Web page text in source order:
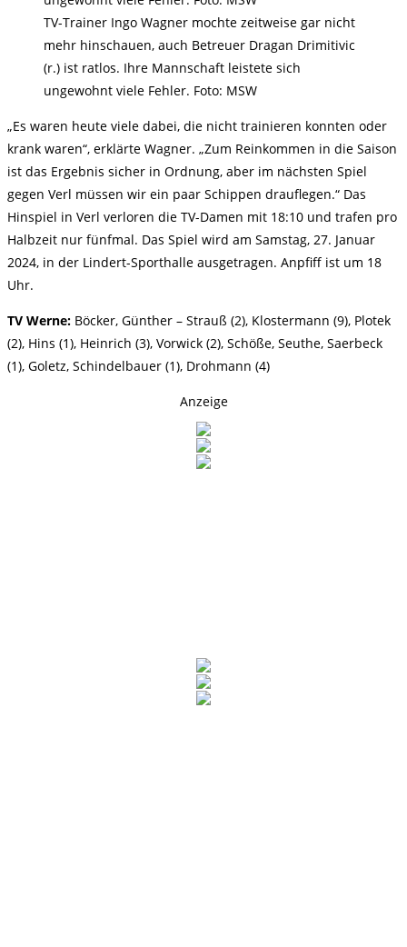
TV-Trainer Ingo Wagner mochte zeitweise gar nicht
mehr hinschauen, auch Betreuer Dragan Drimitivic
(r.) ist ratlos. Ihre Mannschaft leistete sich
ungewohnt viele Fehler. Foto: MSW
„Es waren heute viele dabei, die nicht trainieren konnten oder
krank waren“, erklärte Wagner. „Zum Reinkommen in die Saison
ist das Ergebnis sicher in Ordnung, aber im nächsten Spiel
gegen Verl müssen wir ein paar Schippen drauflegen.“ Das
Hinspiel in Verl verloren die TV-Damen mit 18:10 und trafen pro
Halbzeit nur fünfmal. Das Spiel wird am Samstag, 27. Januar
2024, in der Lindert-Sporthalle ausgetragen. Anpfiff ist um 18
Uhr.
TV Werne: Böcker, Günther – Strauß (2), Klostermann (9), Plotek
(2), Hins (1), Heinrich (3), Vorwick (2), Schöße, Seuthe, Saerbeck
(1), Goletz, Schindelbauer (1), Drohmann (4)
Anzeige